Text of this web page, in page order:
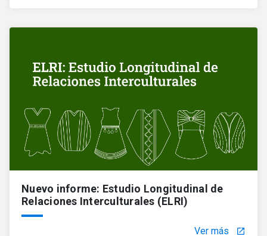
Nuevo informe: Estudio Longitudinal de
Relaciones Interculturales (ELRI)
Ver más launch